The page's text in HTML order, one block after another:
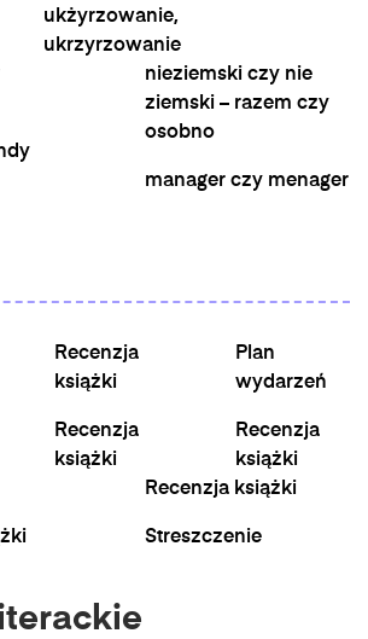
ukżyrzowanie,
ukrzyrzowanie
nieziemski czy nie
ziemski – razem czy
osobno
manager czy menager
Recenzja
książki
Recenzja
książki
Plan
wydarzeń
Recenzja
książki
Recenzja książki
Streszczenie